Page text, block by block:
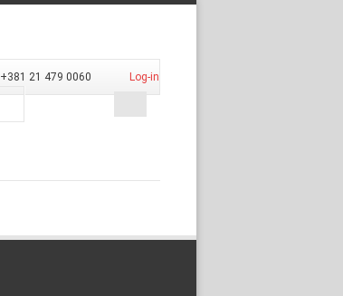
Log-in
+381 21 479 0060